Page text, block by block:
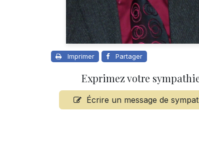
Imprimer Partager
Exprimez votre
Écrire un message de